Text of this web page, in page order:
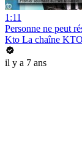
1:11
Personne ne peut
Kto La chaîne
il y a 7 ans